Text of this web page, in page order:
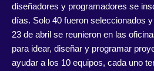
diseñadores y programadores se
días. Solo 40 fueron seleccionados
23 de abril se reunieron en las
para idear, diseñar y programar
ayudar a los 10 equipos, cada uno